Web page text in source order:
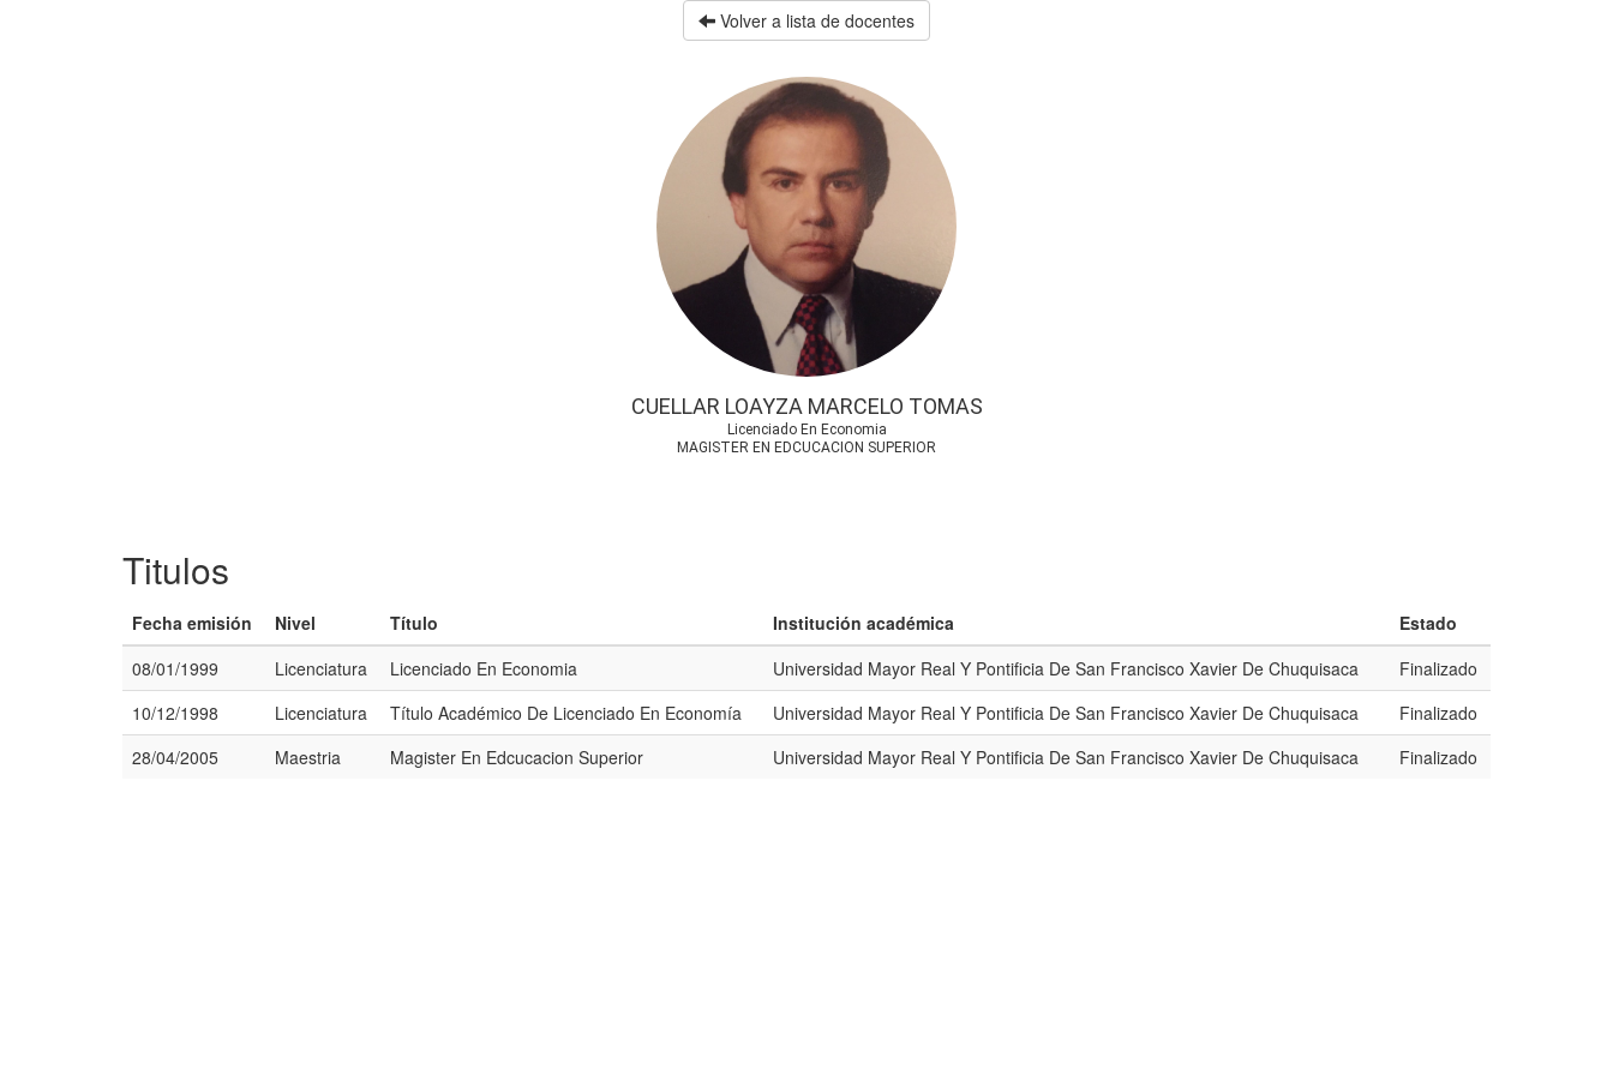
Volver a lista de docentes
CUELLAR LOAYZA MARCELO TOMAS
Licenciado En Economia
MAGISTER EN EDCUCACION SUPERIOR
Titulos
Fecha emisión Nivel Título Institución académica
Estado
08/01/1999
Licenciatura Licenciado En Economia Universidad Mayor Real Y Pontificia De San Francisco Xavier De Chuquisaca
Finalizado
10/12/1998
Licenciatura Título Académico De Licenciado En Economía Universidad Mayor Real Y Pontificia De San Francisco Xavier De Chuquisaca
Finalizado
28/04/2005
Maestria Magister En Edcucacion Superior Universidad Mayor Real Y Pontificia De San Francisco Xavier De Chuquisaca Finalizado